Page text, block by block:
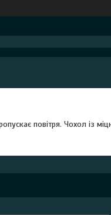
повітря. Чохол із